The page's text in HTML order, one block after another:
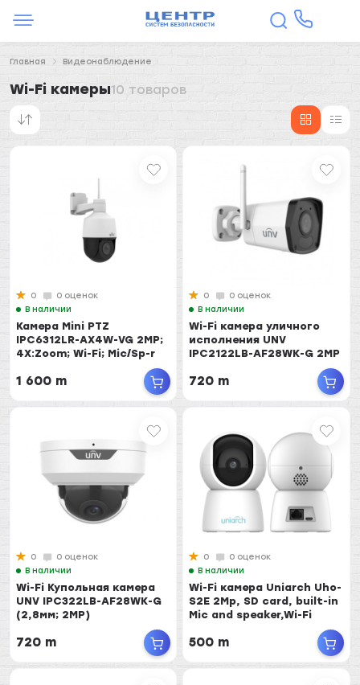
Главная Видеонаблюдение
Wi-Fi камеры10 товаров
0
0 оценок
В наличии
Камера Mini PTZ
IPC6312LR-AX4W-VG 2MP;
4X:Zoom; Wi-Fi; Mic/Sp-r
1 600 m
0
0 оценок
В наличии
Wi-Fi камера уличного
исполнения UNV
IPC2122LB-AF28WK-G 2MP
720 m
0
0 оценок
В наличии
Wi-Fi Купольная камера
UNV IPC322LB-AF28WK-G
(2,8мм; 2MP)
720 m
0
0 оценок
В наличии
Wi-Fi камера Uniarch Uho-
S2E 2Mp, SD card, built-in
Mic and speaker,Wi-Fi
500 m